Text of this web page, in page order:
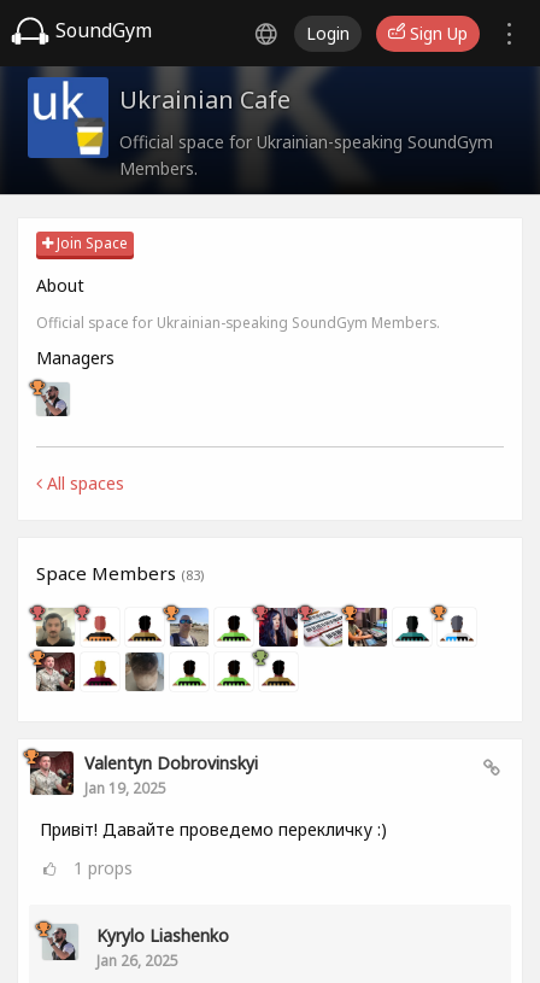
SoundGym Login Sign Up
Ukrainian Cafe
Official space for Ukrainian-speaking SoundGym
Members.
Join Space
About
Official space for Ukrainian-speaking SoundGym Members.
Managers
All spaces
Space Members (83)
Valentyn Dobrovinskyi
Jan 19, 2025
Привіт! Давайте проведемо перекличку :)
1 props
Kyrylo Liashenko
Jan 26, 2025